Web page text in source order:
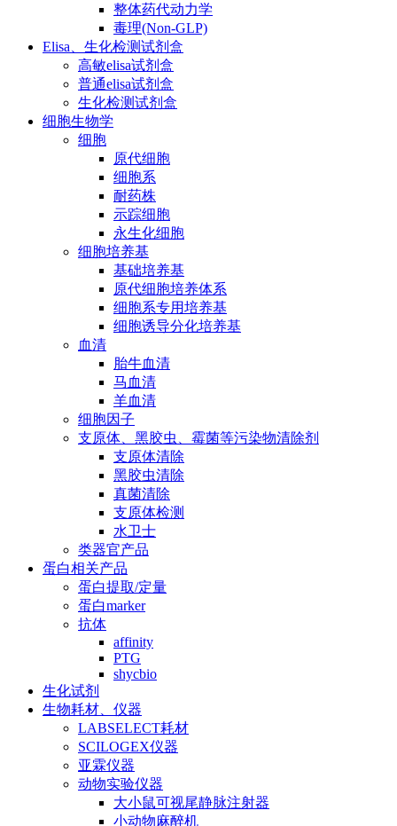
整体药代动力学
毒理(Non-GLP)
Elisa、生化检测试剂盒
高敏elisa试剂盒
普通elisa试剂盒
生化检测试剂盒
细胞生物学
细胞
原代细胞
细胞系
耐药株
示踪细胞
永生化细胞
细胞培养基
基础培养基
原代细胞培养体系
细胞系专用培养基
细胞诱导分化培养基
血清
胎牛血清
马血清
羊血清
细胞因子
支原体、黑胶虫、霉菌等污染物清除剂
支原体清除
黑胶虫清除
真菌清除
支原体检测
水卫士
类器官产品
蛋白相关产品
蛋白提取/定量
蛋白marker
抗体
affinity
PTG
shycbio
生化试剂
生物耗材、仪器
LABSELECT耗材
SCILOGEX仪器
亚霖仪器
动物实验仪器
大小鼠可视尾静脉注射器
小动物麻醉机